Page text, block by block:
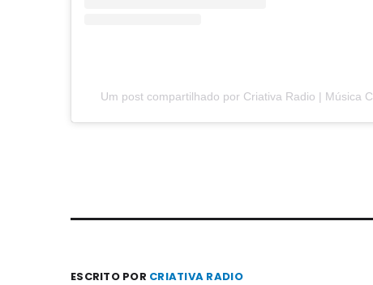
Um post compartilhado por Criativa Radio | Música
ESCRITO POR CRIATIVA RADIO